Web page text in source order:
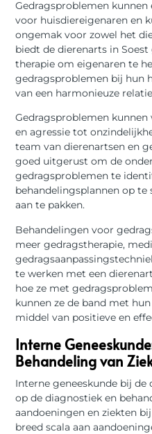
Gedragsproblemen
voor huisdiereigenaren en
ongemak voor zowel het
biedt de dierenarts in
therapie om eigenaren te
gedragsproblemen bij hun
van een harmonieuze
Gedragsproblemen
en agressie tot
team van dierenartsen en
goed uitgerust om de
gedragsproblemen te
behandelingsplannen op
aan te pakken.
Behandelingen voor
meer gedragstherapie,
te werken met een
hoe ze met
kunnen ze de band met
middel van positieve en
Interne
Behandeling van
Interne geneeskunde bij
op de diagnostiek en
aandoeningen en ziekten
breed scala aan